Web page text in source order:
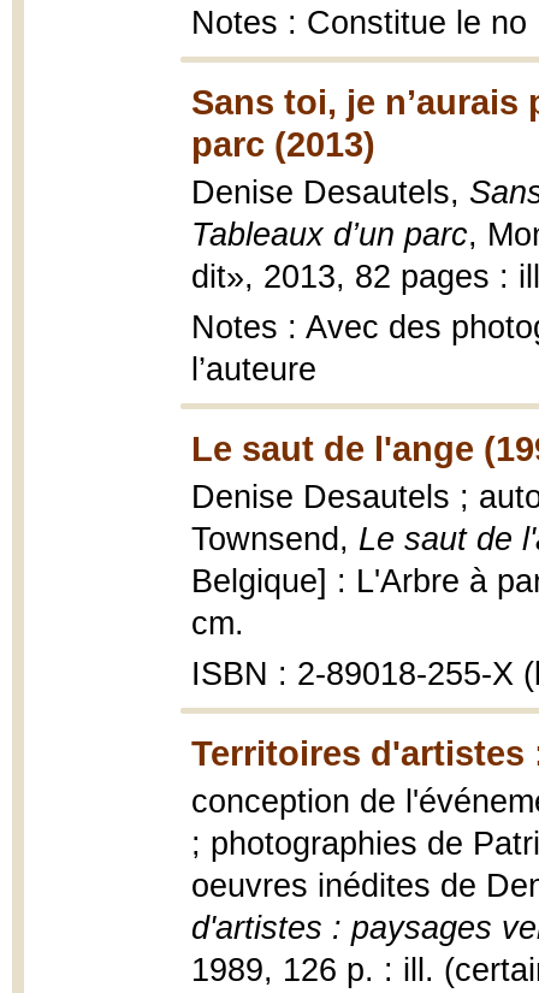
Notes : Constitue le
Sans toi, je n’aurais
parc (2013)
Denise Desautels,
Tableaux d’un parc,
dit», 2013, 82 pages :
Notes : Avec des
l’auteure
Le saut de l'ange
Denise Desautels ;
Townsend, Le saut de
Belgique] : L'Arbre à
cm.
ISBN : 2-89018-255-X
Territoires d'artistes
conception de
; photographies de
oeuvres inédites de
d'artistes : paysages
1989, 126 p. : ill.